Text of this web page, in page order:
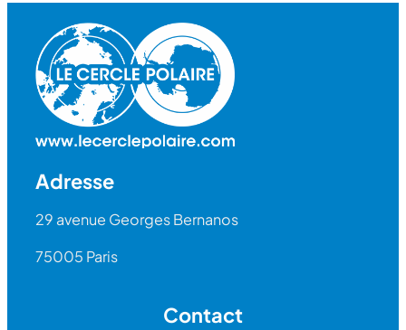
Adresse
29 avenue Georges Bernanos
75005 Paris
Contact